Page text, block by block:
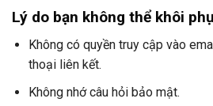
Lý do bạn không thể khôi
Không có quyền truy cập vào
thoại liên kết.
Không nhớ câu hỏi bảo mật.